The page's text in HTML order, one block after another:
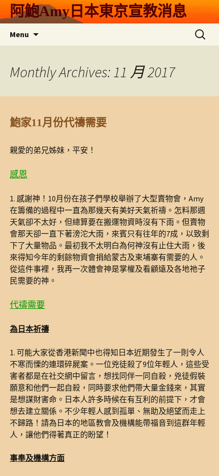
Skip
to 阿鮑Amy日本東京宣教消息
Menu
搜
尋
Monthly Archives: 11 月 2017
鮑家11月份代禱需要
親愛的弟兄姊妹，平安！
感恩
1. 感謝神！10月份在孩子們學校舉辦了大型賣物會，Amy
在籌備的過程中一直為那幾天有美好天氣祈禱。怎料那週
天氣卻不太好，但總算要在搬運物資時沒有下雨。但賣物
會那天卻一直下著滂沱大雨，來賓只有往年的7成，以致剩
下了大量物品。最初我不太明白為何神沒有止住大雨，後
來得知今年的剩餘物資會捐給蒙古及柬埔寨有需要的人。
從這件事裡，我再一次體會神是掌權及看顧遠及各地祂子
民需要的神。
代禱需要
為日本祈禱
1. 可能大家從香港新聞中也得知日本近期發生了一則令人
不寒而慄的連環碎屍案。一位兇徒殺了9位年輕人，這些受
害者都是在社交網中留言，想找同伴一同自殺，兇徒假裝
願意和他們一起自殺，同時要求他們帶大量金錢來，其實
是想謀財害命。日本人許多時候在有互利的前提下，才會
想去建立關係。不少年輕人感到孤單、無助及絕望而走上
不歸路！請為日本的地區教會及機構能帶福音到這群年輕
人，讓他們得著真正的盼望！
事奉及機構方面